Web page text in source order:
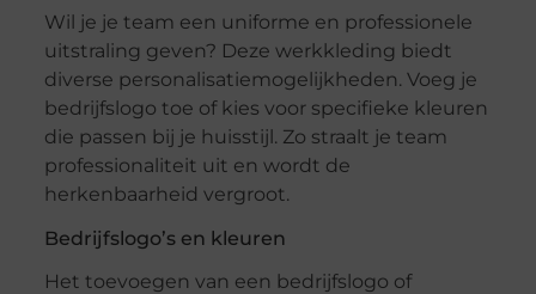
Wil je je team een uniforme en professionele
uitstraling geven? Deze werkkleding biedt
diverse personalisatiemogelijkheden. Voeg je
bedrijfslogo toe of kies voor specifieke kleuren
die passen bij je huisstijl. Zo straalt je team
professionaliteit uit en wordt de
herkenbaarheid vergroot.
Bedrijfslogo’s en kleuren
Het toevoegen van een bedrijfslogo of